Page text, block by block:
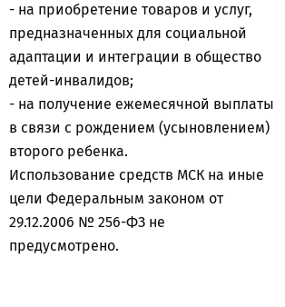
- на приобретение товаров и услуг,
предназначенных для социальной
адаптации и интеграции в общество
детей-инвалидов;
- на получение ежемесячной выплаты
в связи с рождением (усыновлением)
второго ребенка.
Использование средств МСК на иные
цели Федеральным законом от
29.12.2006 № 256-ФЗ не
предусмотрено.